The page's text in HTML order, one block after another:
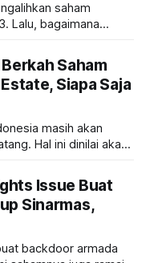
saham
Lalu, bagaimana
Saham
Siapa Saja
masih akan
Hal ini dinilai akan
Issue Buat
Sinarmas,
backdoor armada